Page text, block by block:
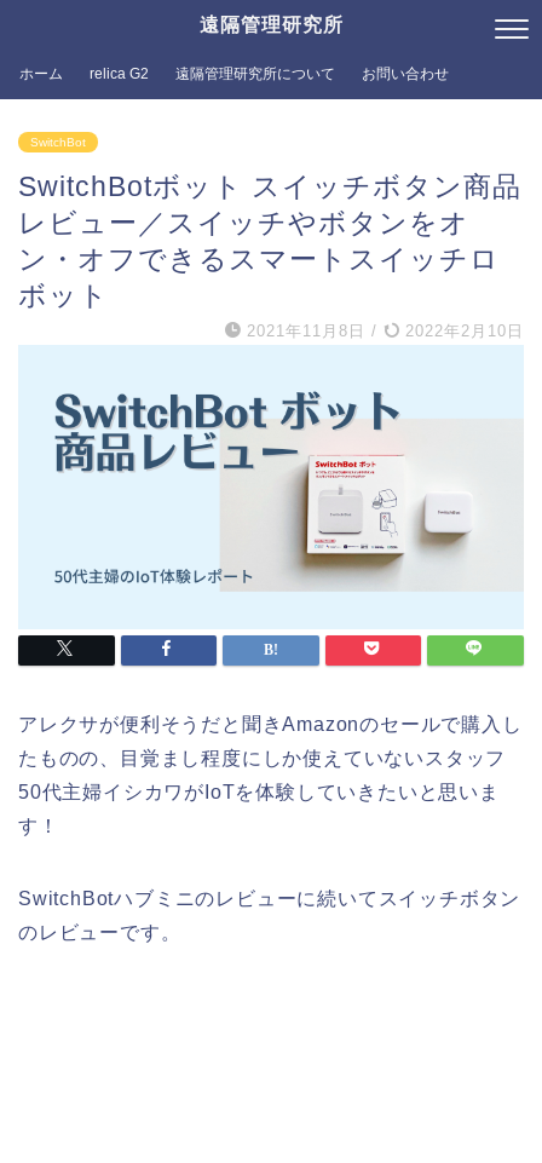
遠隔管理研究所
ホーム relica G2 遠隔管理研究所について お問い合わせ
SwitchBot
SwitchBotボット スイッチボタン商品
レビュー／スイッチやボタンをオ
ン・オフできるスマートスイッチロ
ボット
2021年11月8日 / 2022年2月10日
アレクサが便利そうだと聞きAmazonのセールで購入し
たものの、目覚まし程度にしか使えていないスタッフ
50代主婦イシカワがIoTを体験していきたいと思いま
す！
SwitchBotハブミニのレビューに続いてスイッチボタン
のレビューです。